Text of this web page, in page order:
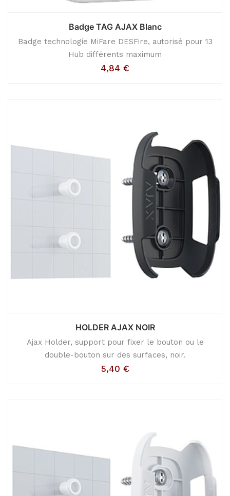
Badge TAG AJAX Blanc
Badge technologie MiFare DESFire, autorisé pour 13
Hub différents maximum
4,84 €
HOLDER AJAX NOIR
Ajax Holder, support pour fixer le bouton ou le
double-bouton sur des surfaces, noir.
5,40 €